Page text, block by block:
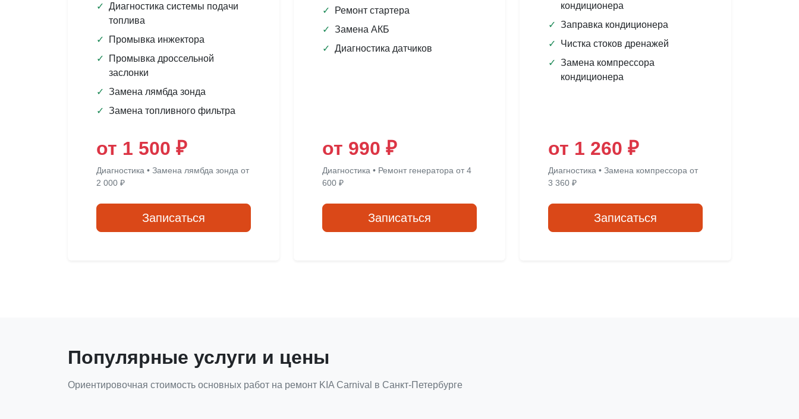
✓ Диагностика системы подачи
топлива
✓
Промывка инжектора
✓
Промывка дроссельной
заслонки
✓ Замена лямбда зонда
✓ Замена топливного фильтра
от 1 500 ₽
Диагностика • Замена лямбда зонда от
2 000 ₽
Записаться
✓
Ремонт стартера
✓ Замена АКБ
✓ Диагностика датчиков
от 990 ₽
Диагностика • Ремонт генератора от 4
600 ₽
Записаться
кондиционера
✓ Заправка кондиционера
✓
Чистка стоков дренажей
✓ Замена компрессора
кондиционера
от 1 260 ₽
Диагностика • Замена компрессора от
3 360 ₽
Записаться
Популярные услуги и цены
Ориентировочная стоимость основных работ на ремонт KIA Carnival в Санкт-Петербурге